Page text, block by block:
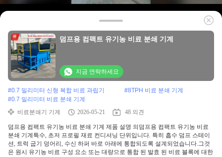
덤프용 컴팩트 유기농 비료 분쇄 기계
지금 연락하세요
#0.7 밀리미터 신형 복합 비료 과립기 #8TPH 비료 분쇄 기계
#0.7 밀리미터 비료 분쇄 기계
비료분쇄기 기계
2026-05-21 48 의견
덤프용 컴팩트 유기농 비료 분쇄 기계 제품 설명 의덤프용 컴팩트 유기농 비료
분쇄 기계특수, 초저 프로필 재료 컨디셔닝 단위입니다. 특히 흡수 덤프 스테이
션, 트럭 굽기 덩어리, 수신 하퍼 바로 아래에 통합되도록 설계되었습니다.그것
은 원시 유기농 비료 구성 요소 또는 대량으로 통합 된 발효 된 비료 블록에 대한